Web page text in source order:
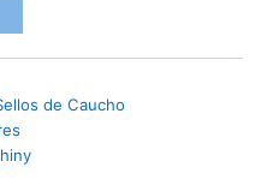
de Caucho